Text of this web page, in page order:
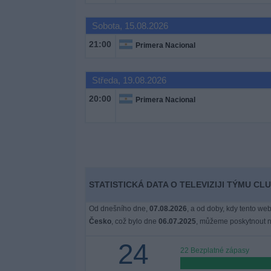
Sobota, 15.08.2026
21:00 Primera Nacional
Středa, 19.08.2026
20:00 Primera Nacional
STATISTICKÁ DATA O TELEVIZIJI TÝMU
Od dnešního dne, 07.08.2026, a od doby, kdy tento
Česko, což bylo dne 06.07.2025, můžeme poskytnout
24
22 Bezplatné zápasy